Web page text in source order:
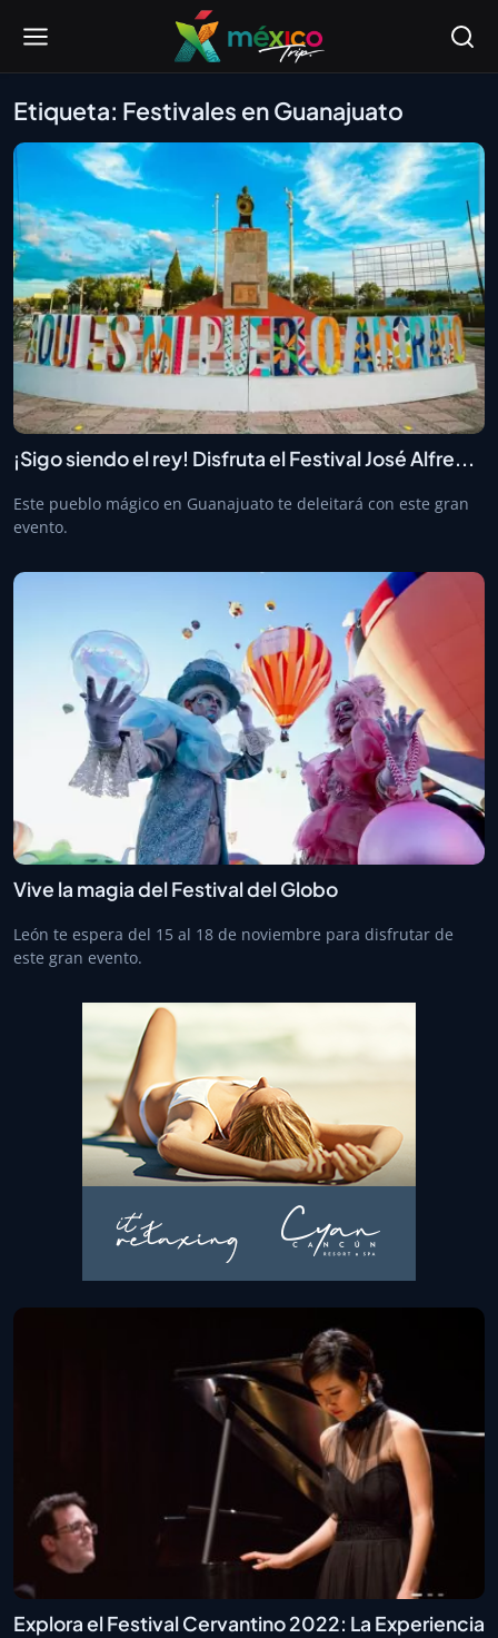
Etiqueta: Festivales en Guanajuato
¡Sigo siendo el rey! Disfruta el Festival José Alfre...
Este pueblo mágico en Guanajuato te deleitará con este gran
evento.
Vive la magia del Festival del Globo
León te espera del 15 al 18 de noviembre para disfrutar de
este gran evento.
Explora el Festival Cervantino 2022: La Experiencia